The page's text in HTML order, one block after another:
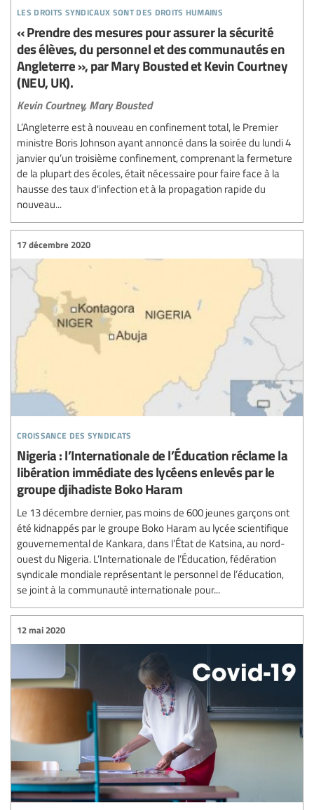
les droits syndicaux sont des droits humains
« Prendre des mesures pour assurer la sécurité
des élèves, du personnel et des communautés en
Angleterre », par Mary Bousted et Kevin Courtney
(NEU, UK).
Kevin Courtney, Mary Bousted
L’Angleterre est à nouveau en confinement total, le Premier
ministre Boris Johnson ayant annoncé dans la soirée du lundi 4
janvier qu’un troisième confinement, comprenant la fermeture
de la plupart des écoles, était nécessaire pour faire face à la
hausse des taux d'infection et à la propagation rapide du
nouveau...
croissance des syndicats
17 décembre 2020
Nigeria : l’Internationale de l’Éducation réclame la
libération immédiate des lycéens enlevés par le
groupe djihadiste Boko Haram
Le 13 décembre dernier, pas moins de 600 jeunes garçons ont
été kidnappés par le groupe Boko Haram au lycée scientifique
gouvernemental de Kankara, dans l’État de Katsina, au nord-
ouest du Nigeria. L’Internationale de l’Éducation, fédération
syndicale mondiale représentant le personnel de l’éducation,
se joint à la communauté internationale pour...
12 mai 2020